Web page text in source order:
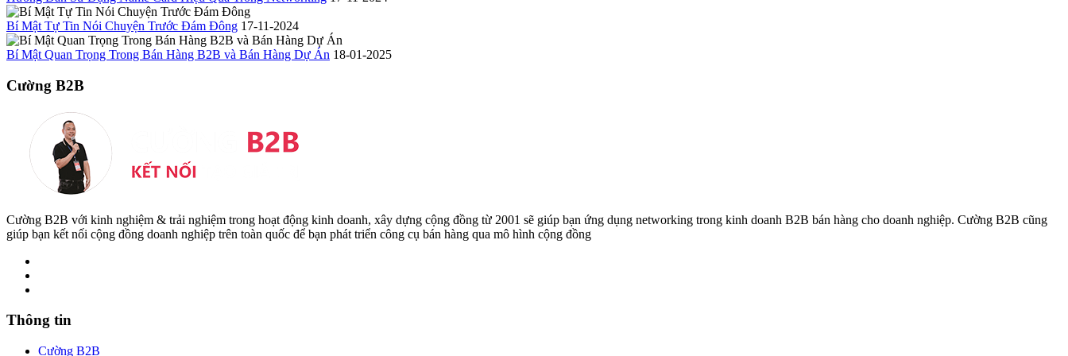
Bí Mật Tự Tin Nói Chuyện Trước Đám Đông 17-11-2024
Bí Mật Quan Trọng Trong Bán Hàng B2B và Bán Hàng Dự Án 18-01-2025
Cường B2B
Cường B2B với kinh nghiệm & trải nghiệm trong hoạt động kinh doanh, xây dựng cộng đồng từ 2001 sẽ giúp bạn ứng dụng networking trong kinh doanh B2B bán hàng cho doanh nghiệp. Cường B2B cũng
giúp bạn kết nối cộng đồng doanh nghiệp trên toàn quốc để bạn phát triển công cụ bán hàng qua mô hình cộng đồng
Thông tin
Cường B2B